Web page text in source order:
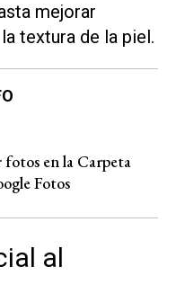
mejorar
textura de la piel.
en la Carpeta
Fotos
al